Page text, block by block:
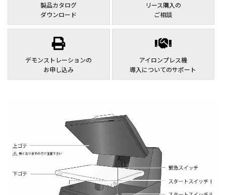
製品カタログ
ダウンロード
リース購入の
ご相談
デモンストレーションの
お申し込み
アイロンプレス機
導入についてのサポート